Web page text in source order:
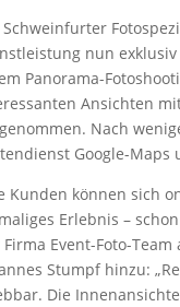
Schweinfurter
nun
Panorama-
Ansichten
Nach
Google-Maps
Kunden können sich
Erlebnis –
Firma Event-Foto-
Stumpf hinzu:
Die